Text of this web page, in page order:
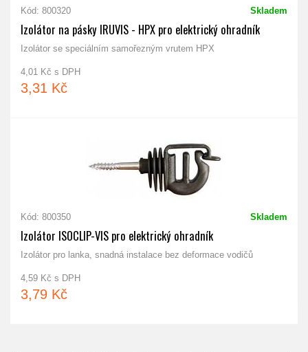
Kód: 800320 Skladem
Izolátor na pásky IRUVIS - HPX pro elektrický ohradník
Izolátor se speciálním samořezným vrutem HPX
4,01 Kč s DPH
3,31 Kč
Kód: 800350 Skladem
Izolátor ISOCLIP-VIS pro elektrický ohradník
Izolátor pro lanka, snadná instalace bez deformace vodičů
4,59 Kč s DPH
3,79 Kč